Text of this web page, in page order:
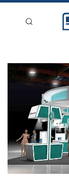
新聞稿分類
刊登